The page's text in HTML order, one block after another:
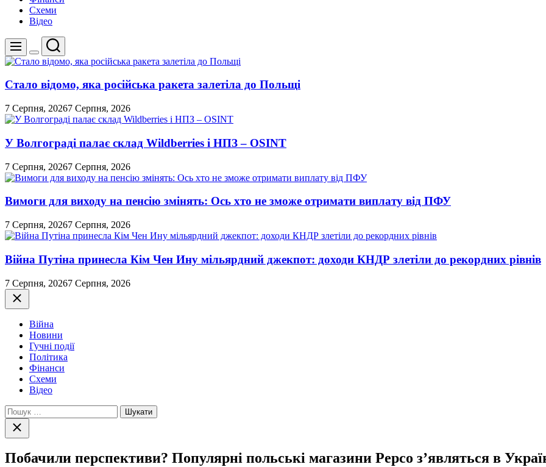
Схеми
Відео
Меню
Перемикач
кольорового
Пошук
Стало відомо, яка російська ракета залетіла до Польщі
7 Серпня, 20267 Серпня, 2026
У Волгограді палає склад Wildberries і НПЗ – OSINT
7 Серпня, 20267 Серпня, 2026
Вимоги для виходу на пенсію змінять: Ось хто не зможе отримати виплату від ПФУ
7 Серпня, 20267 Серпня, 2026
Війна Путіна принесла Кім Чен Ину мільярдний джекпот: доходи КНДР злетіли до рекордних рівнів
7 Серпня, 20267 Серпня, 2026
Закрити
Війна
Новини
Гучні події
Політика
Фінанси
Схеми
Відео
Пошук:
Закрити
пошук
Побачили перспективи? Популярні польські магазини Pepco з’являться в